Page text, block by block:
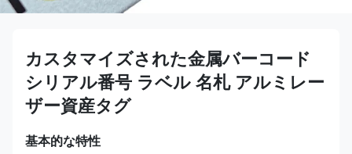
カスタマイズされた金属バーコード
シリアル番号 ラベル 名札 アルミレー
ザー資産タグ
基本的な特性